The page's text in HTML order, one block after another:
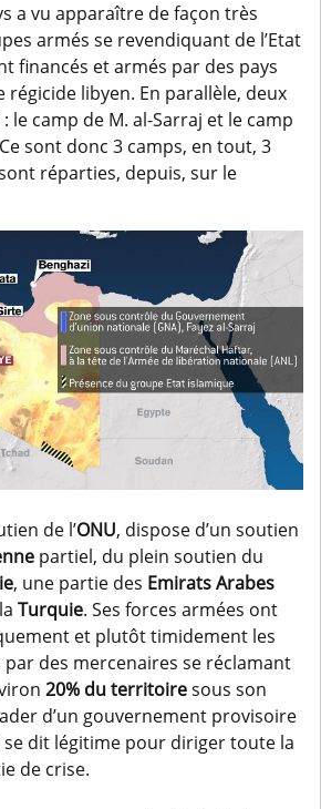
a vu apparaître de façon très
armés se revendiquant de l’Etat
financés et armés par des pays
régicide libyen. En parallèle, deux
le camp de M. al-Sarraj et le camp
sont donc 3 camps, en tout, 3
réparties, depuis, sur le
de l’ONU, dispose d’un soutien
partiel, du plein soutien du
, une partie des Emirats Arabes
Turquie. Ses forces armées ont
et plutôt timidement les
des mercenaires se réclamant
20% du territoiresous son
d’un gouvernement provisoire
dit légitime pour diriger toute la
de crise.